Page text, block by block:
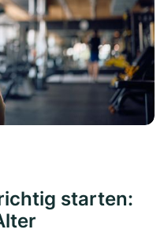
starten: